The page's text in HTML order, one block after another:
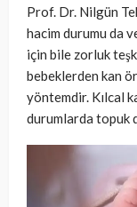
Prof. Dr. Nilgün
hacim durumu da
için bile zorluk
bebeklerden kan
yöntemdir. Kılcal
durumlarda topuk